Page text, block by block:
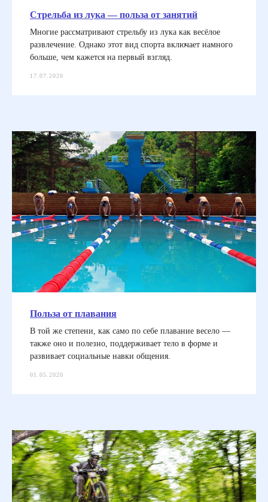
Стрельба из лука — польза от занятий
Многие рассматривают стрельбу из лука как весёлое
развлечение. Однако этот вид спорта включает намного
больше, чем кажется на первый взгляд.
17.07.2020
Польза от плавания
В той же степени, как само по себе плавание весело —
также оно и полезно, поддерживает тело в форме и
развивает социальные навки общения.
01.05.2020